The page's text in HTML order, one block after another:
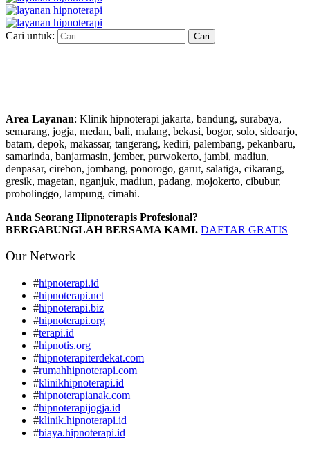
Cari untuk:
Area Layanan: Klinik hipnoterapi jakarta, bandung, surabaya,
semarang, jogja, medan, bali, malang, bekasi, bogor, solo, sidoarjo,
batam, depok, makassar, tangerang, kediri, palembang, pekanbaru,
samarinda, banjarmasin, jember, purwokerto, jambi, madiun,
denpasar, cirebon, jombang, ponorogo, garut, salatiga, cikarang,
gresik, magetan, nganjuk, madiun, padang, mojokerto, cibubur,
probolinggo, lampung, cimahi.
Anda Seorang Hipnoterapis Profesional?
BERGABUNGLAH BERSAMA KAMI. DAFTAR GRATIS
Our Network
#hipnoterapi.id
#hipnoterapi.net
#hipnoterapi.biz
#hipnoterapi.org
#terapi.id
#hipnotis.org
#hipnoterapiterdekat.com
#rumahhipnoterapi.com
#klinikhipnoterapi.id
#hipnoterapianak.com
#hipnoterapijogja.id
#klinik.hipnoterapi.id
#biaya.hipnoterapi.id